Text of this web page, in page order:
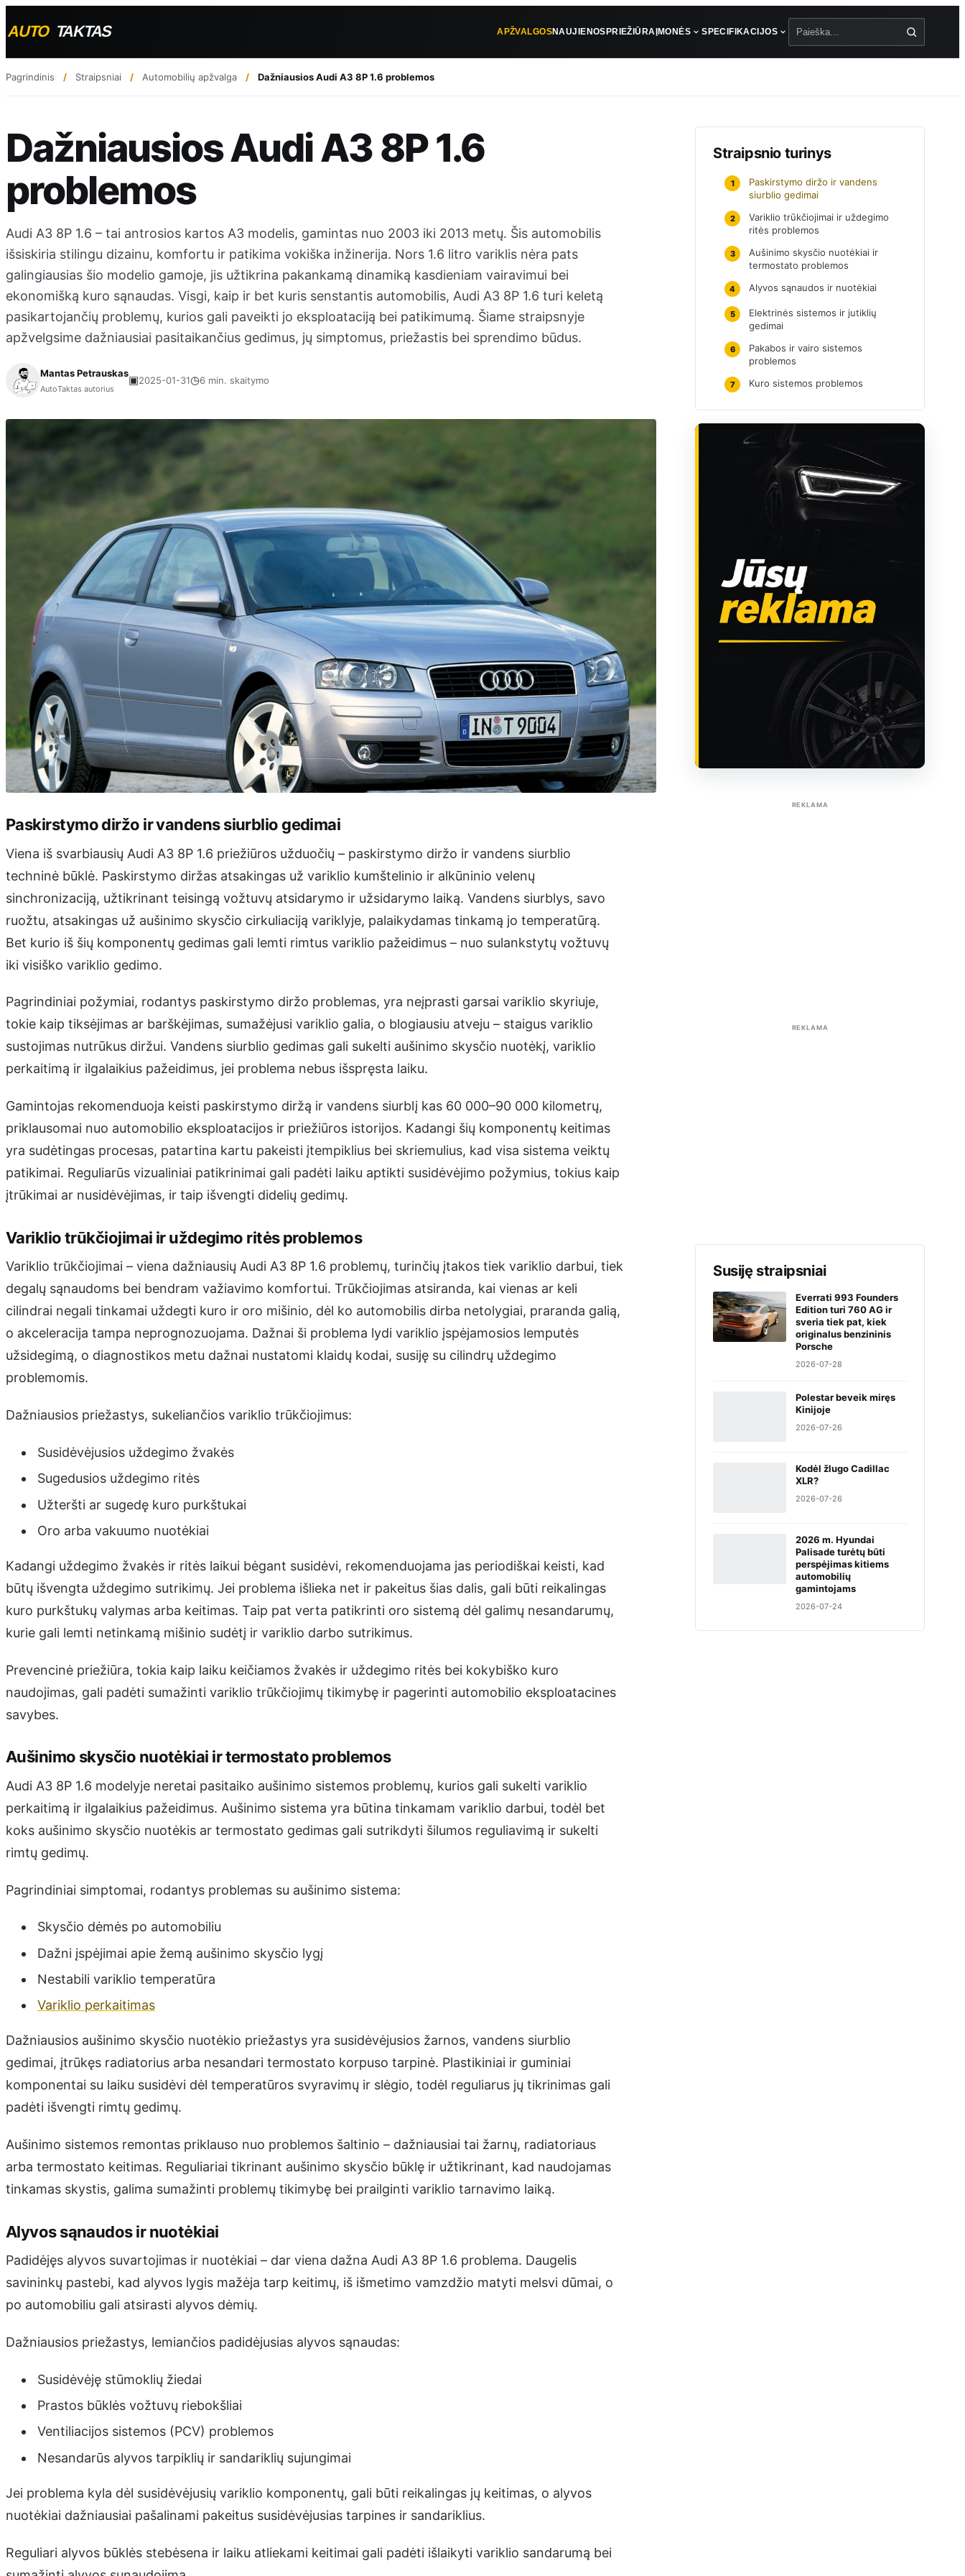
APŽVALGOSNAUJIENOSPRIEŽIŪRA ĮMONĖS SPECIFIKACIJOS
Pagrindinis Straipsniai Automobilių apžvalga Dažniausios Audi A3 8P 1.6 problemos
Dažniausios Audi A3 8P 1.6
problemos
Audi A3 8P 1.6 – tai antrosios kartos A3 modelis, gamintas nuo 2003 iki 2013 metų. Šis automobilis
išsiskiria stilingu dizainu, komfortu ir patikima vokiška inžinerija. Nors 1.6 litro variklis nėra pats
galingiausias šio modelio gamoje, jis užtikrina pakankamą dinamiką kasdieniam vairavimui bei
ekonomišką kuro sąnaudas. Visgi, kaip ir bet kuris senstantis automobilis, Audi A3 8P 1.6 turi keletą
pasikartojančių problemų, kurios gali paveikti jo eksploataciją bei patikimumą. Šiame straipsnyje
apžvelgsime dažniausiai pasitaikančius gedimus, jų simptomus, priežastis bei sprendimo būdus.
Mantas Petrauskas
AutoTaktas autorius
▣2025-01-31◷6 min. skaitymo
Paskirstymo diržo ir vandens siurblio gedimai
Viena iš svarbiausių Audi A3 8P 1.6 priežiūros užduočių – paskirstymo diržo ir vandens siurblio
techninė būklė. Paskirstymo diržas atsakingas už variklio kumštelinio ir alkūninio velenų
sinchronizaciją, užtikrinant teisingą vožtuvų atsidarymo ir užsidarymo laiką. Vandens siurblys, savo
ruožtu, atsakingas už aušinimo skysčio cirkuliaciją variklyje, palaikydamas tinkamą jo temperatūrą.
Bet kurio iš šių komponentų gedimas gali lemti rimtus variklio pažeidimus – nuo sulankstytų vožtuvų
iki visiško variklio gedimo.
Pagrindiniai požymiai, rodantys paskirstymo diržo problemas, yra neįprasti garsai variklio skyriuje,
tokie kaip tiksėjimas ar barškėjimas, sumažėjusi variklio galia, o blogiausiu atveju – staigus variklio
sustojimas nutrūkus diržui. Vandens siurblio gedimas gali sukelti aušinimo skysčio nuotėkį, variklio
perkaitimą ir ilgalaikius pažeidimus, jei problema nebus išspręsta laiku.
Gamintojas rekomenduoja keisti paskirstymo diržą ir vandens siurblį kas 60 000–90 000 kilometrų,
priklausomai nuo automobilio eksploatacijos ir priežiūros istorijos. Kadangi šių komponentų keitimas
yra sudėtingas procesas, patartina kartu pakeisti įtempiklius bei skriemulius, kad visa sistema veiktų
patikimai. Reguliarūs vizualiniai patikrinimai gali padėti laiku aptikti susidėvėjimo požymius, tokius kaip
įtrūkimai ar nusidėvėjimas, ir taip išvengti didelių gedimų.
Variklio trūkčiojimai ir uždegimo ritės problemos
Variklio trūkčiojimai – viena dažniausių Audi A3 8P 1.6 problemų, turinčių įtakos tiek variklio darbui, tiek
degalų sąnaudoms bei bendram važiavimo komfortui. Trūkčiojimas atsiranda, kai vienas ar keli
cilindrai negali tinkamai uždegti kuro ir oro mišinio, dėl ko automobilis dirba netolygiai, praranda galią,
o akceleracija tampa neprognozuojama. Dažnai ši problema lydi variklio įspėjamosios lemputės
užsidegimą, o diagnostikos metu dažnai nustatomi klaidų kodai, susiję su cilindrų uždegimo
problemomis.
Dažniausios priežastys, sukeliančios variklio trūkčiojimus:
Susidėvėjusios uždegimo žvakės
Sugedusios uždegimo ritės
Užteršti ar sugedę kuro purkštukai
Oro arba vakuumo nuotėkiai
Kadangi uždegimo žvakės ir ritės laikui bėgant susidėvi, rekomenduojama jas periodiškai keisti, kad
būtų išvengta uždegimo sutrikimų. Jei problema išlieka net ir pakeitus šias dalis, gali būti reikalingas
kuro purkštukų valymas arba keitimas. Taip pat verta patikrinti oro sistemą dėl galimų nesandarumų,
kurie gali lemti netinkamą mišinio sudėtį ir variklio darbo sutrikimus.
Prevencinė priežiūra, tokia kaip laiku keičiamos žvakės ir uždegimo ritės bei kokybiško kuro
naudojimas, gali padėti sumažinti variklio trūkčiojimų tikimybę ir pagerinti automobilio eksploatacines
savybes.
Aušinimo skysčio nuotėkiai ir termostato problemos
Audi A3 8P 1.6 modelyje neretai pasitaiko aušinimo sistemos problemų, kurios gali sukelti variklio
perkaitimą ir ilgalaikius pažeidimus. Aušinimo sistema yra būtina tinkamam variklio darbui, todėl bet
koks aušinimo skysčio nuotėkis ar termostato gedimas gali sutrikdyti šilumos reguliavimą ir sukelti
rimtų gedimų.
Pagrindiniai simptomai, rodantys problemas su aušinimo sistema:
Skysčio dėmės po automobiliu
Dažni įspėjimai apie žemą aušinimo skysčio lygį
Nestabili variklio temperatūra
Variklio perkaitimas
Dažniausios aušinimo skysčio nuotėkio priežastys yra susidėvėjusios žarnos, vandens siurblio
gedimai, įtrūkęs radiatorius arba nesandari termostato korpuso tarpinė. Plastikiniai ir guminiai
komponentai su laiku susidėvi dėl temperatūros svyravimų ir slėgio, todėl reguliarus jų tikrinimas gali
padėti išvengti rimtų gedimų.
Aušinimo sistemos remontas priklauso nuo problemos šaltinio – dažniausiai tai žarnų, radiatoriaus
arba termostato keitimas. Reguliariai tikrinant aušinimo skysčio būklę ir užtikrinant, kad naudojamas
tinkamas skystis, galima sumažinti problemų tikimybę bei prailginti variklio tarnavimo laiką.
Alyvos sąnaudos ir nuotėkiai
Padidėjęs alyvos suvartojimas ir nuotėkiai – dar viena dažna Audi A3 8P 1.6 problema. Daugelis
savininkų pastebi, kad alyvos lygis mažėja tarp keitimų, iš išmetimo vamzdžio matyti melsvi dūmai, o
po automobiliu gali atsirasti alyvos dėmių.
Dažniausios priežastys, lemiančios padidėjusias alyvos sąnaudas:
Susidėvėję stūmoklių žiedai
Prastos būklės vožtuvų riebokšliai
Ventiliacijos sistemos (PCV) problemos
Nesandarūs alyvos tarpiklių ir sandariklių sujungimai
Jei problema kyla dėl susidėvėjusių variklio komponentų, gali būti reikalingas jų keitimas, o alyvos
nuotėkiai dažniausiai pašalinami pakeitus susidėvėjusias tarpines ir sandariklius.
Reguliari alyvos būklės stebėsena ir laiku atliekami keitimai gali padėti išlaikyti variklio sandarumą bei
Straipsnio turinys
1
Paskirstymo diržo ir vandens
siurblio gedimai
2
Variklio trūkčiojimai ir uždegimo
ritės problemos
3
Aušinimo skysčio nuotėkiai ir
termostato problemos
4 Alyvos sąnaudos ir nuotėkiai
5
Elektrinės sistemos ir jutiklių
gedimai
6
Pakabos ir vairo sistemos
problemos
7 Kuro sistemos problemos
REKLAMA
REKLAMA
Susiję straipsniai
Everrati 993 Founders
Edition turi 760 AG ir
sveria tiek pat, kiek
originalus benzininis
Porsche
2026-07-28
Polestar beveik miręs
Kinijoje
2026-07-26
Kodėl žlugo Cadillac
XLR?
2026-07-26
2026 m. Hyundai
Palisade turėtų būti
perspėjimas kitiems
automobilių
gamintojams
2026-07-24